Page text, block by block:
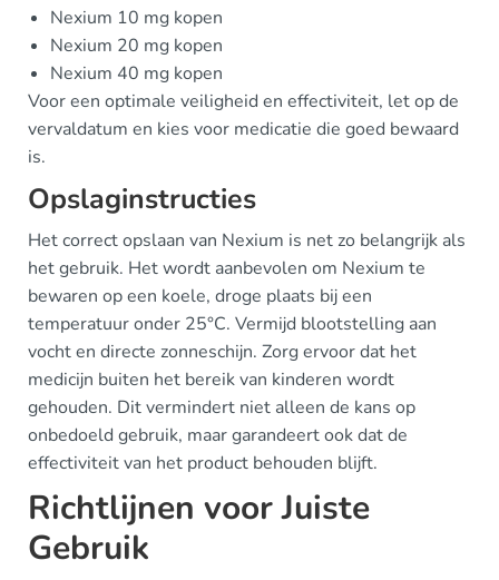
Nexium 10 mg kopen
Nexium 20 mg kopen
Nexium 40 mg kopen
Voor een optimale veiligheid en effectiviteit, let op de
vervaldatum en kies voor medicatie die goed bewaard
is.
Opslaginstructies
Het correct opslaan van Nexium is net zo belangrijk als
het gebruik. Het wordt aanbevolen om Nexium te
bewaren op een koele, droge plaats bij een
temperatuur onder 25°C. Vermijd blootstelling aan
vocht en directe zonneschijn. Zorg ervoor dat het
medicijn buiten het bereik van kinderen wordt
gehouden. Dit vermindert niet alleen de kans op
onbedoeld gebruik, maar garandeert ook dat de
effectiviteit van het product behouden blijft.
Richtlijnen voor Juiste
Gebruik